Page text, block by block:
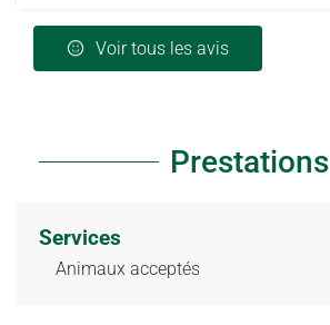
Voir tous les avis
Prestations
Services
Animaux acceptés